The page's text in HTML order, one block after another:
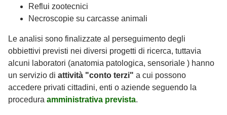
Reflui zootecnici
Necroscopie su carcasse animali
Le analisi sono finalizzate al perseguimento degli
obbiettivi previsti nei diversi progetti di ricerca, tuttavia
alcuni laboratori (anatomia patologica, sensoriale ) hanno
un servizio di attività "conto terzi" a cui possono
accedere privati cittadini, enti o aziende seguendo la
procedura amministrativa prevista.